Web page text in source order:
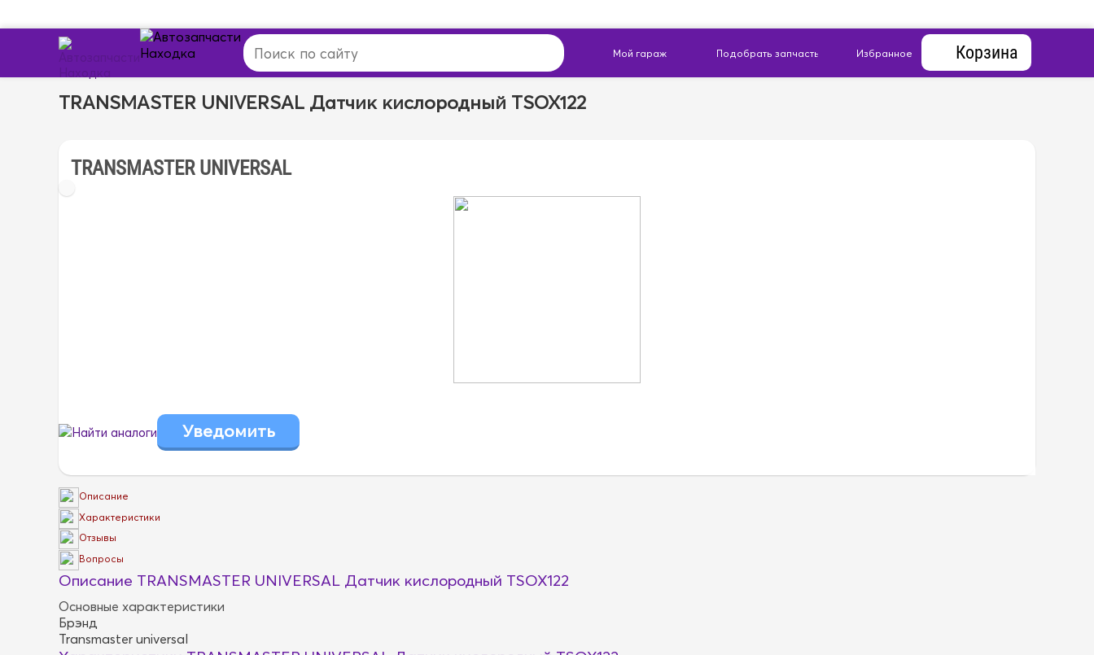
Корзина
TRANSMASTER UNIVERSAL Датчик кислородный TSOX122
TRANSMASTER UNIVERSAL
Найти аналоги
Описание
Характеристики
Отзывы
Вопросы
Описание TRANSMASTER UNIVERSAL Датчик кислородный TSOX122
Основные характеристики
Брэнд
Transmaster universal